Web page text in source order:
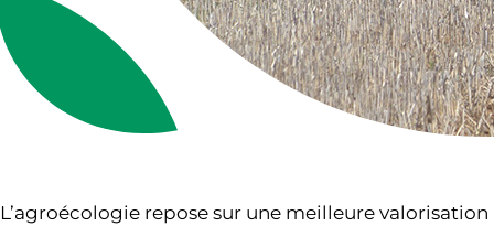
L’agroécologie repose sur une meilleure valorisation